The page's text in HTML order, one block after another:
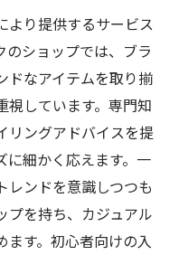
より提供するサービス
ショップでは、ブラ
ドなアイテムを取り揃
視しています。専門知
リングアドバイスを提
に細かく応えます。一
レンドを意識しつつも
プを持ち、カジュアル
す。初心者向けの入